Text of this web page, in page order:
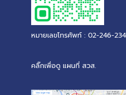
หมายเลขโทรศัพท์ : 02-246-
คลิ๊กเพื่อดู แผนที่ สวส.